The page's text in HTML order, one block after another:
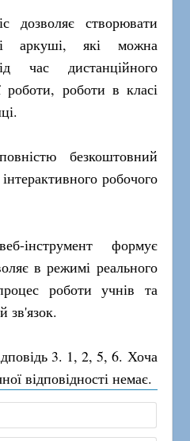
дозволяє створювати
аркуші, які можна
час дистанційного
роботи, роботи в класі
безкоштовний
робочого
інструмент формує
в режимі реального
роботи учнів та
зв'язок.
3. 1, 2, 5, 6. Хоча
відповідності немає.